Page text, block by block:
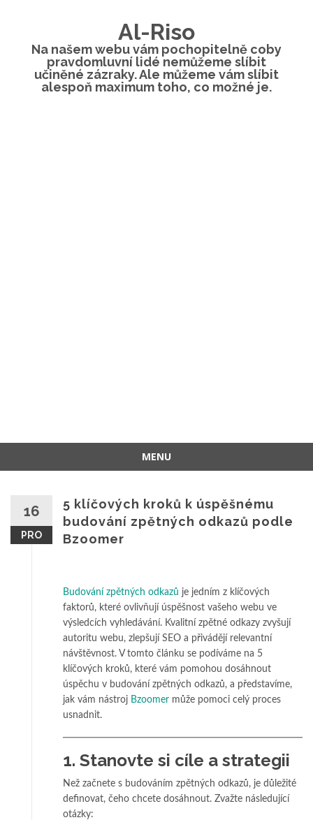
Al-Riso
Na našem webu vám pochopitelně coby
pravdomluvní lidé nemůžeme slíbit
učiněné zázraky. Ale můžeme vám slíbit
alespoň maximum toho, co možné je.
MENU
obsah16
PRO
5 klíčových kroků k úspěšnému
budování zpětných odkazů podle
Bzoomer
Budování zpětných odkazů je jedním z klíčových
faktorů, které ovlivňují úspěšnost vašeho webu ve
výsledcích vyhledávání. Kvalitní zpětné odkazy zvyšují
autoritu webu, zlepšují SEO a přivádějí relevantní
návštěvnost. V tomto článku se podíváme na 5
klíčových kroků, které vám pomohou dosáhnout
úspěchu v budování zpětných odkazů, a představíme,
jak vám nástroj Bzoomer může pomoci celý proces
usnadnit.
1. Stanovte si cíle a strategii
Než začnete s budováním zpětných odkazů, je důležité
definovat, čeho chcete dosáhnout. Zvažte následující
otázky: